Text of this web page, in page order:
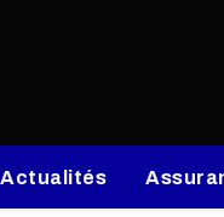
Actualités